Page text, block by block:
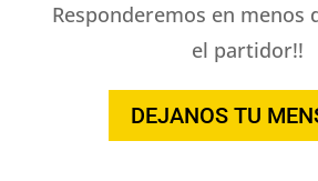
Responderemos en menos
el partidor!!
DEJANOS TU